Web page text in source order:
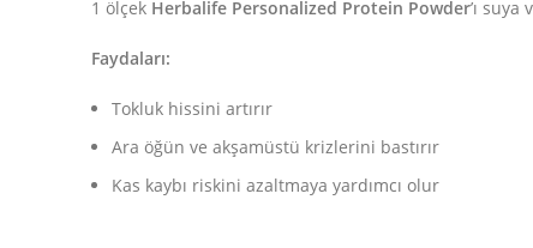
1 ölçek Herbalife Personalized Protein Powder’ı suya
Faydaları:
Tokluk hissini artırır
Ara öğün ve akşamüstü krizlerini bastırır
Kas kaybı riskini azaltmaya yardımcı olur